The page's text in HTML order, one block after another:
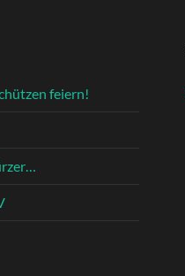
feiern!